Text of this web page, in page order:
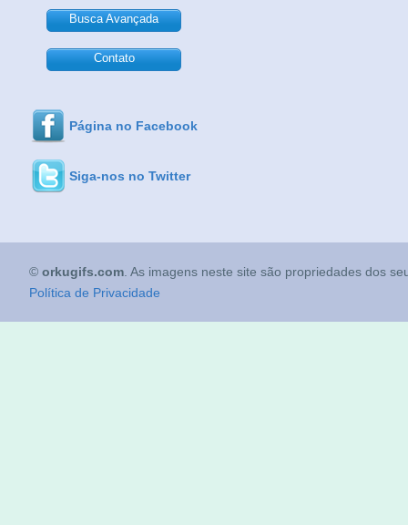
Busca Avançada
Contato
Página no Facebook
Siga-nos no Twitter
© orkugifs.com . As imagens neste site são propriedades dos
Política de Privacidade